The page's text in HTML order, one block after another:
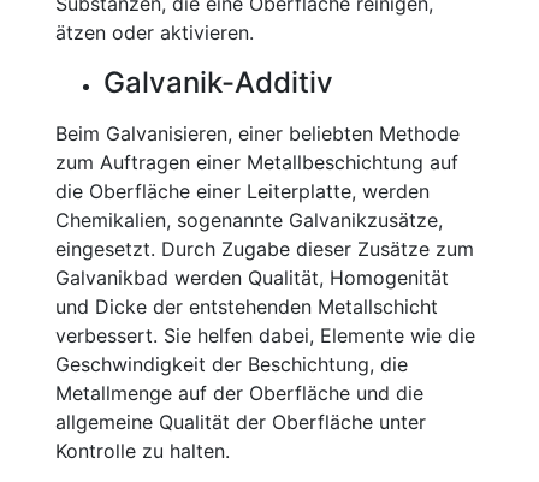
ätzen oder aktivieren.
Galvanik-Additiv
Beim Galvanisieren, einer beliebten Methode
zum Auftragen einer Metallbeschichtung auf
die Oberfläche einer Leiterplatte, werden
Chemikalien, sogenannte Galvanikzusätze,
eingesetzt. Durch Zugabe dieser Zusätze zum
Galvanikbad werden Qualität, Homogenität
und Dicke der entstehenden Metallschicht
verbessert. Sie helfen dabei, Elemente wie die
Geschwindigkeit der Beschichtung, die
Metallmenge auf der Oberfläche und die
allgemeine Qualität der Oberfläche unter
Kontrolle zu halten.